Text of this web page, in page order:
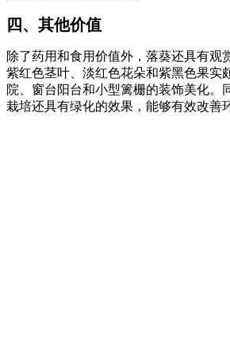
四、其他价值
除了药用和食用价值外，落葵还具有观
紫红色茎叶、淡红色花朵和紫黑色果实
院、窗台阳台和小型篱栅的装饰美化。
栽培还具有绿化的效果，能够有效改善